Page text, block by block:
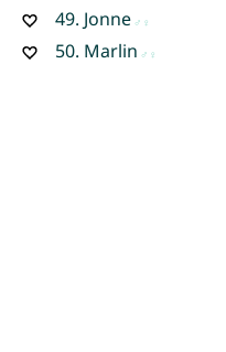
49. Jonne
50. Marlin